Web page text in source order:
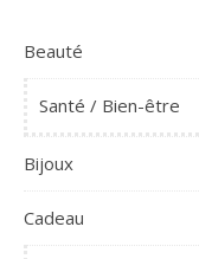
Beauté
Santé / Bien-être
Bijoux
Cadeau